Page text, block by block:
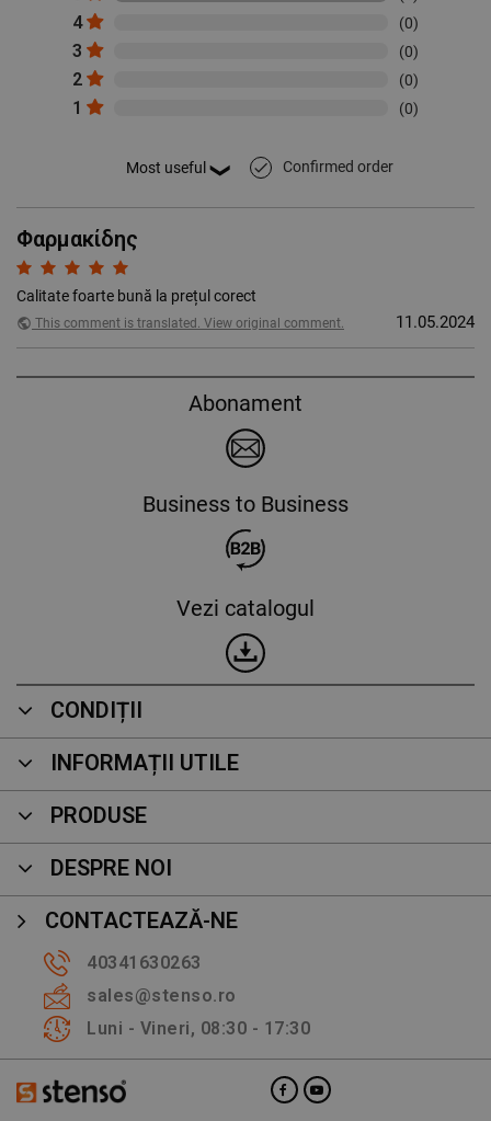
4 (0)
3 (0)
2 (0)
1 (0)
done Confirmed order
Φαρμακίδης
Calitate foarte bună la prețul corect
public This comment is translated. View original comment. 11.05.2024
Abonament
Business to Business
Vezi catalogul
CONDIȚII
INFORMAȚII UTILE
PRODUSE
DESPRE NOI
CONTACTEAZĂ-NE
40341630263
sales@stenso.ro
Luni - Vineri, 08:30 - 17:30